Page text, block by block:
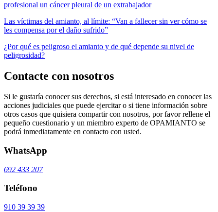
profesional un cáncer pleural de un extrabajador
Las víctimas del amianto, al límite: “Van a fallecer sin ver cómo se
les compensa por el daño sufrido”
¿Por qué es peligroso el amianto y de qué depende su nivel de
peligrosidad?
Contacte con nosotros
Si le gustaría conocer sus derechos, si está interesado en conocer las
acciones judiciales que puede ejercitar o si tiene información sobre
otros casos que quisiera compartir con nosotros, por favor rellene el
pequeño cuestionario y un miembro experto de OPAMIANTO se
podrá inmediatamente en contacto con usted.
WhatsApp
692 433 207
Teléfono
910 39 39 39